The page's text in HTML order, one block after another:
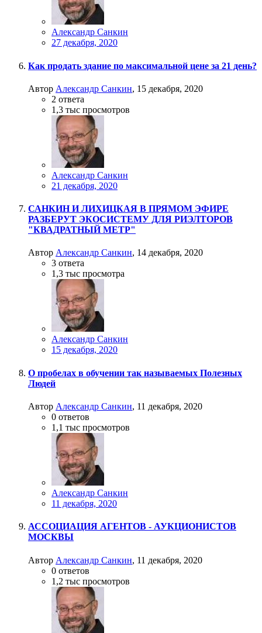
Александр Санкин
27 декабря, 2020
Как продать здание по максимальной цене за 21 день?
Автор Александр Санкин, 15 декабря, 2020
2 ответа
1,3 тыс просмотров
Александр Санкин
21 декабря, 2020
САНКИН И ЛИХИЦКАЯ В ПРЯМОМ ЭФИРЕ
РАЗБЕРУТ ЭКОСИСТЕМУ ДЛЯ РИЭЛТОРОВ
"КВАДРАТНЫЙ МЕТР"
Автор Александр Санкин, 14 декабря, 2020
3 ответа
1,3 тыс просмотра
Александр Санкин
15 декабря, 2020
О пробелах в обучении так называемых Полезных
Людей
Автор Александр Санкин, 11 декабря, 2020
0 ответов
1,1 тыс просмотров
Александр Санкин
11 декабря, 2020
АССОЦИАЦИЯ АГЕНТОВ - АУКЦИОНИСТОВ
МОСКВЫ
Автор Александр Санкин, 11 декабря, 2020
0 ответов
1,2 тыс просмотров